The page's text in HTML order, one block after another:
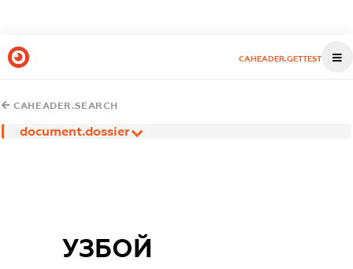
CAHEADER.GETTEST
CAHEADER.SEARCH
document.dossier
УЗБОЙ